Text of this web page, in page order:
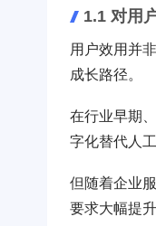
1.1 对用
用户效用并
成长路径。
在行业早期
字化替代人
但随着企业
要求大幅提